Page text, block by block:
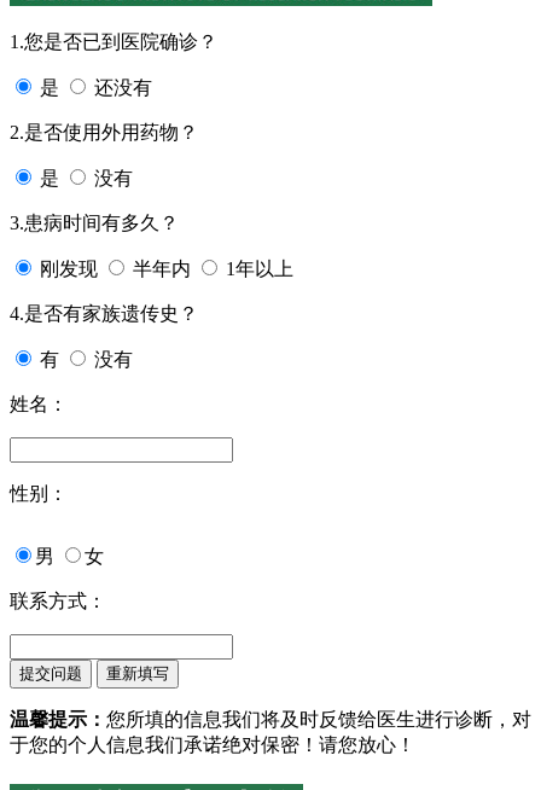
1.您是否已到医院确诊？
是 还没有
2.是否使用外用药物？
是 没有
3.患病时间有多久？
刚发现 半年内 1年以上
4.是否有家族遗传史？
有 没有
姓名：
性别：
男 女
联系方式：
温馨提示： 您所填的信息我们将及时反馈给医生进行诊断，对
于您的个人信息我们承诺绝对保密！请您放心！